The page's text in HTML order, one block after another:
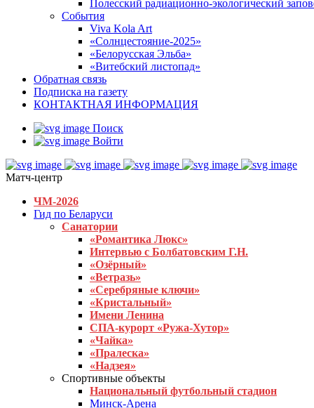
Полесский радиационно-экологический
События
Viva Kola Art
«Солнцестояние-2025»
«Белорусская Эльба»
«Витебский листопад»
Обратная связь
Подписка на газету
КОНТАКТНАЯ ИНФОРМАЦИЯ
Поиск
Войти
Матч-центр
ЧМ-2026
Гид по Беларуси
Санатории
«Романтика Люкс»
Интервью с Болбатовским Г.Н.
«Озёрный»
«Ветразь»
«Серебряные ключи»
«Кристальный»
Имени Ленина
СПА-курорт «Ружа-Хутор»
«Чайка»
«Пралеска»
«Надзея»
Спортивные объекты
Национальный футбольный стадион
Минск-Арена